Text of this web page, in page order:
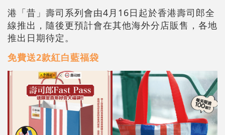
港「昔」壽司系列會由4月16日起於香港壽司郎全
線推出，隨後更預計會在其他海外分店販售，各地
推出日期待定。
免費送2款紅白藍福袋